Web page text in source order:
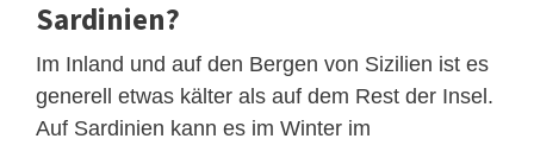
Sardinien?
Im Inland und auf den Bergen von Sizilien ist es
generell etwas kälter als auf dem Rest der Insel.
Auf Sardinien kann es im Winter im